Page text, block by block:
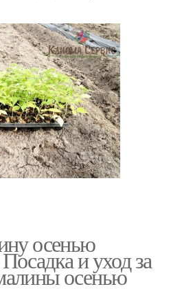
осенью
и уход за
осенью